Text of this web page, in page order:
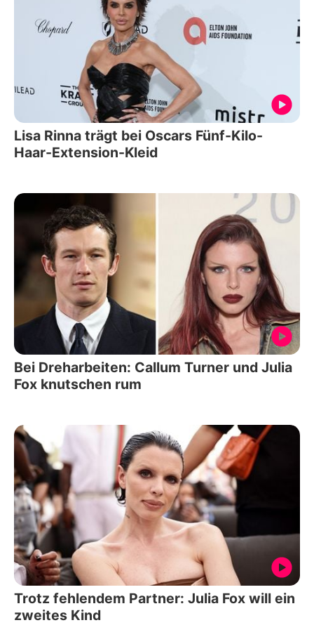
Lisa Rinna trägt bei Oscars Fünf-Kilo-
Haar-Extension-Kleid
Bei Dreharbeiten: Callum Turner und Julia
Fox knutschen rum
Trotz fehlendem Partner: Julia Fox will ein
zweites Kind